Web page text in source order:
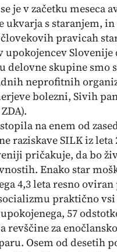
je v začetku
ukvarja s staranjem,
pravicah
upokojencev
delovne skupine
neprofitnih
bolezni, Sivih
na enem od
raziskave SILK iz
pričakuje, da bo
Enako star
4,3 leta resno
praktično
57
revščine za
Osem od desetih